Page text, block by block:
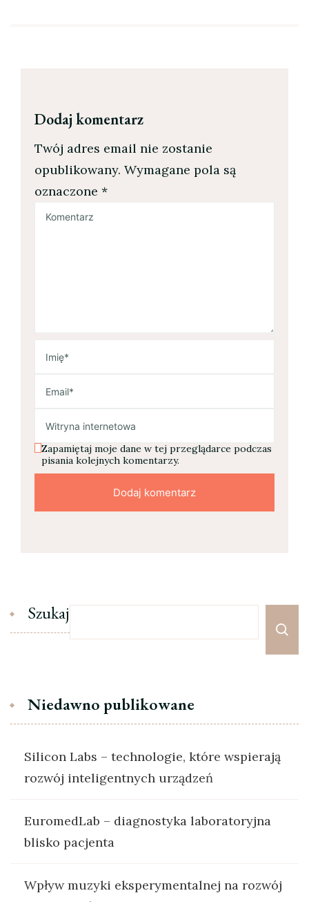
Dodaj komentarz
Twój adres email nie zostanie
opublikowany. Wymagane pola są
oznaczone *
Zapamiętaj moje dane w tej przeglądarce podczas
pisania kolejnych komentarzy.
Szukaj
Niedawno publikowane
Silicon Labs – technologie, które wspierają
rozwój inteligentnych urządzeń
EuromedLab – diagnostyka laboratoryjna
blisko pacjenta
Wpływ muzyki eksperymentalnej na rozwój